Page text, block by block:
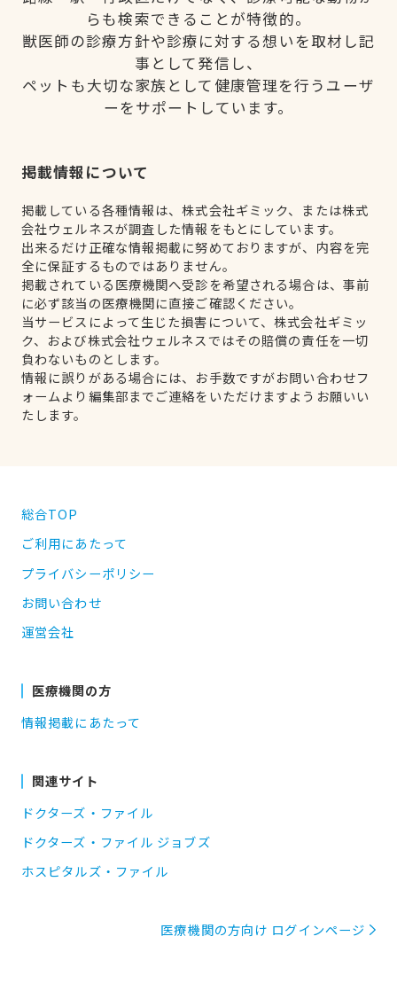
らも検索できることが特徴的。
獣医師の診療方針や診療に対する想いを取材し記
事として発信し、
ペットも大切な家族として健康管理を行うユーザ
ーをサポートしています。
掲載情報について
掲載している各種情報は、株式会社ギミック、または株式
会社ウェルネスが調査した情報をもとにしています。
出来るだけ正確な情報掲載に努めておりますが、内容を完
全に保証するものではありません。
掲載されている医療機関へ受診を希望される場合は、事前
に必ず該当の医療機関に直接ご確認ください。
当サービスによって生じた損害について、株式会社ギミッ
ク、および株式会社ウェルネスではその賠償の責任を一切
負わないものとします。
情報に誤りがある場合には、お手数ですがお問い合わせフ
ォームより編集部までご連絡をいただけますようお願いい
たします。
総合TOP
ご利用にあたって
プライバシーポリシー
お問い合わせ
運営会社
医療機関の方
情報掲載にあたって
関連サイト
ドクターズ・ファイル
ドクターズ・ファイル ジョブズ
ホスピタルズ・ファイル
医療機関の方向け ログインページ